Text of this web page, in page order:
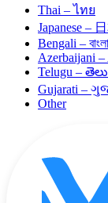
Thai – ไทย
Japanese –
Bengali – বাংলা
Azerbaijani –
Telugu –
Gujarati –
Other